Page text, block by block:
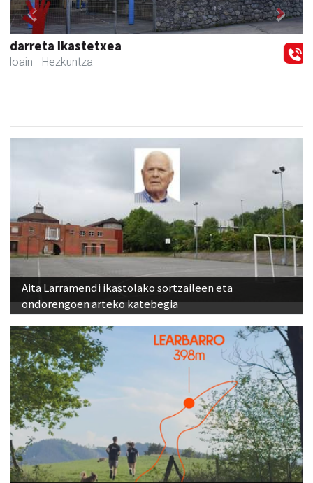
Keinu euskal jantziak
Andoain - Arropa-dendak
Previous Next
Aita Larramendi ikastolako sortzaileen eta
ondorengoen arteko katebegia